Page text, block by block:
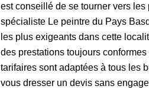
est conseillé de se tourner vers
spécialiste Le peintre du Pays
les plus exigeants dans cette
des prestations toujours
tarifaires sont adaptées à tous les
vous dresser un devis sans